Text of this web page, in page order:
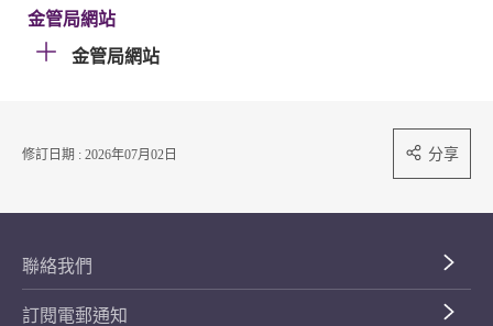
金管局網站
金管局網站
修訂日期 : 2026年07月02日 分享
聯絡我們
訂閱電郵通知